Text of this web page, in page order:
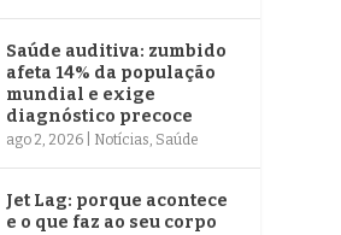
Saúde auditiva: zumbido
afeta 14% da população
mundial e exige
diagnóstico precoce
ago 2, 2026 Notícias, Saúde
Jet Lag: porque acontece
e o que faz ao seu corpo